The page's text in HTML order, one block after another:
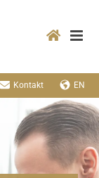
Kontakt EN